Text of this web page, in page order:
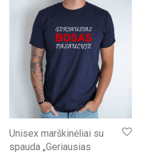
Unisex marškinėliai su
spauda „Geriausias